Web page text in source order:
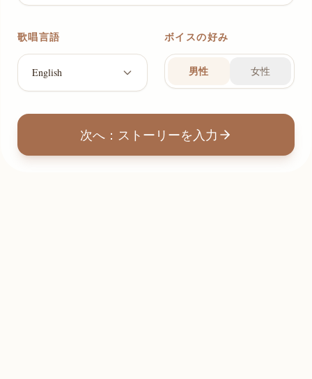
歌唱言語
English
ボイスの好み
男性 女性
次へ：ストーリーを入力